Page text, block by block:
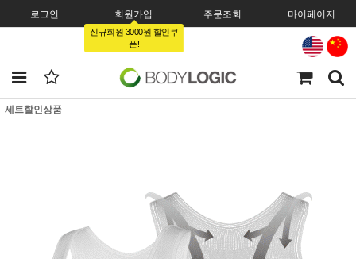
로그인 회원가입
신규회원 3000원 할인쿠
폰!
주문조회 마이페이지
세트할인상품